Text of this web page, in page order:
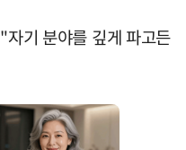
기 분야를 깊게 파고든